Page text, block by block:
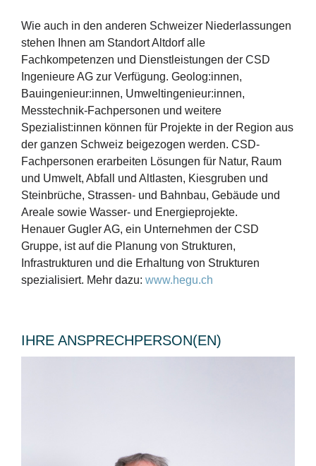
Wie auch in den anderen Schweizer Niederlassungen
stehen Ihnen am Standort Altdorf alle
Fachkompetenzen und Dienstleistungen der CSD
Ingenieure AG zur Verfügung. Geolog:innen,
Bauingenieur:innen, Umweltingenieur:innen,
Messtechnik-Fachpersonen und weitere
Spezialist:innen können für Projekte in der Region aus
der ganzen Schweiz beigezogen werden. CSD-
Fachpersonen erarbeiten Lösungen für Natur, Raum
und Umwelt, Abfall und Altlasten, Kiesgruben und
Steinbrüche, Strassen- und Bahnbau, Gebäude und
Areale sowie Wasser- und Energieprojekte.
Henauer Gugler AG, ein Unternehmen der CSD
Gruppe, ist auf die Planung von Strukturen,
Infrastrukturen und die Erhaltung von Strukturen
spezialisiert. Mehr dazu: www.hegu.ch
IHRE ANSPRECHPERSON(EN)